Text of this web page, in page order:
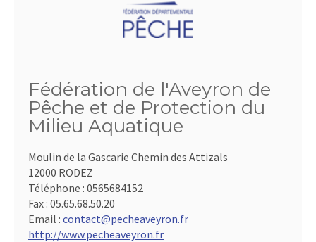
Fédération de l'Aveyron de
Pêche et de Protection du
Milieu Aquatique
Moulin de la Gascarie Chemin des Attizals
12000 RODEZ
Téléphone : 0565684152
Fax : 05.65.68.50.20
Email : contact@pecheaveyron.fr
http://www.pecheaveyron.fr